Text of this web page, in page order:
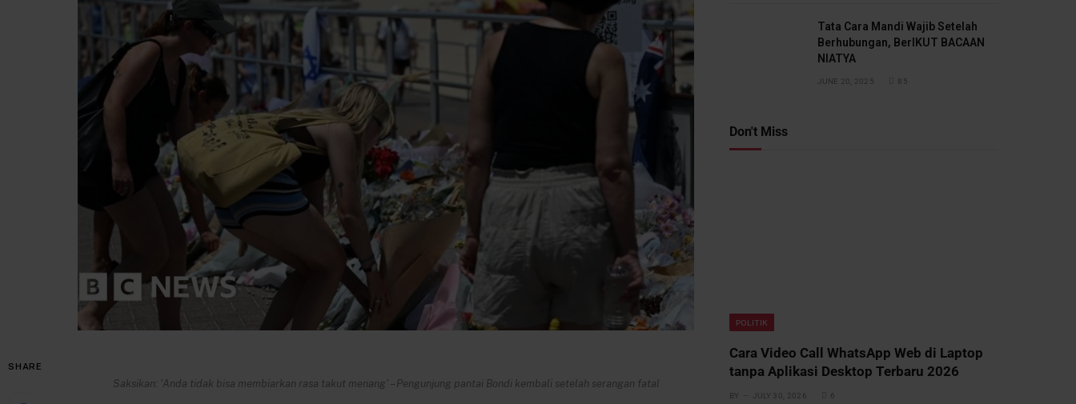
SHARE
Saksikan: 'Anda tidak bisa membiarkan rasa takut menang' – Pengunjung pantai Bondi kembali setelah serangan fatal
Tata Cara Mandi Wajib Setelah
Berhubungan, BerIKUT BACAAN
NIATYA
JUNE 20, 2025 85
Don't Miss
POLITIK
Cara Video Call WhatsApp Web di Laptop
tanpa Aplikasi Desktop Terbaru 2026
BY JULY 30, 2026 6